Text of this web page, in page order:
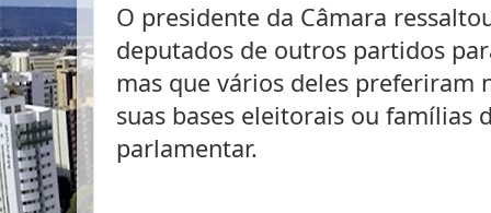
O presidente da Câmara
deputados de outros partidos
mas que vários deles preferiram
suas bases eleitorais ou famílias
parlamentar.